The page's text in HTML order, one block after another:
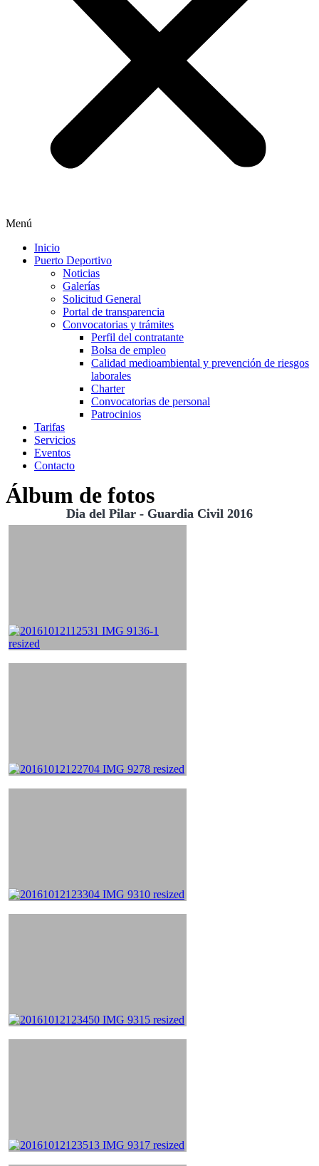
Menú
Inicio
Puerto Deportivo
Noticias
Galerías
Solicitud General
Portal de transparencia
Convocatorias y trámites
Perfil del contratante
Bolsa de empleo
Calidad medioambiental y prevención de riesgos
laborales
Charter
Convocatorias de personal
Patrocinios
Tarifas
Servicios
Eventos
Contacto
Álbum de fotos
Dia del Pilar - Guardia Civil 2016